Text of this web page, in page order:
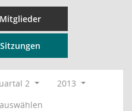
Mitglieder
Sitzungen
2
2013